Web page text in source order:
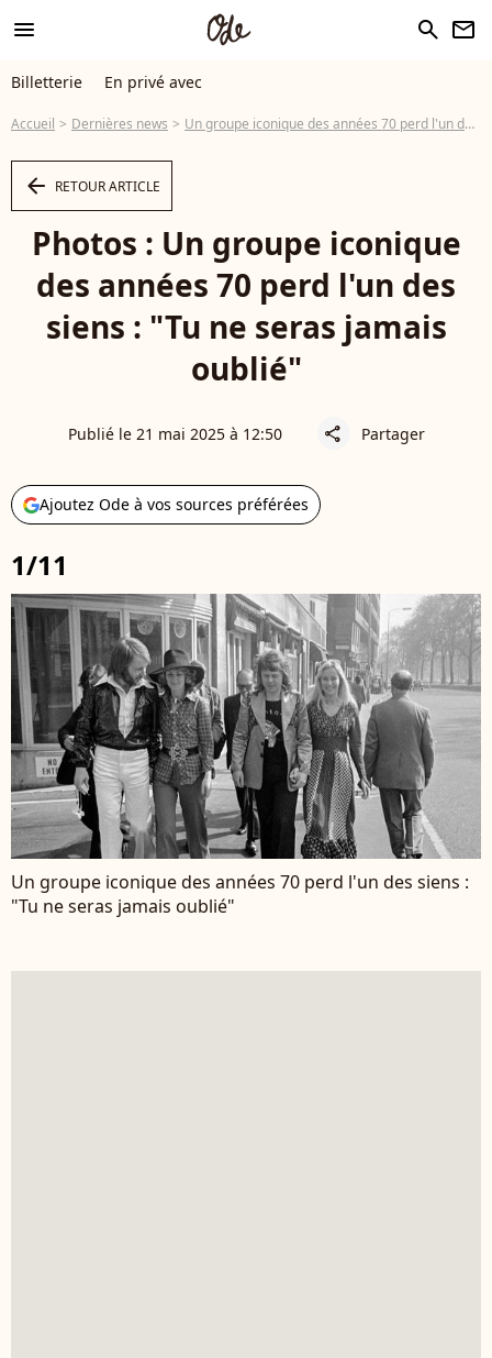
menu search newsletter
Billetterie En privé avec
Accueil Dernières news Un groupe iconique des années 70 perd l'un des siens : "Tu ne seras jamais oublié"
arrow_left RETOUR ARTICLE
Photos : Un groupe iconique
des années 70 perd l'un des
siens : "Tu ne seras jamais
oublié"
Publié le 21 mai 2025 à 12:50 share Partager
Ajoutez Ode à vos sources préférées
1/11
Un groupe iconique des années 70 perd l'un des siens :
"Tu ne seras jamais oublié"